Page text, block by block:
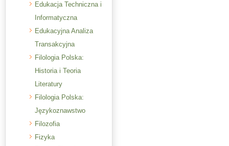
Edukacja Techniczna i
Informatyczna
Edukacyjna Analiza
Transakcyjna
Filologia Polska:
Historia i Teoria
Literatury
Filologia Polska:
Językoznawstwo
Filozofia
Fizyka